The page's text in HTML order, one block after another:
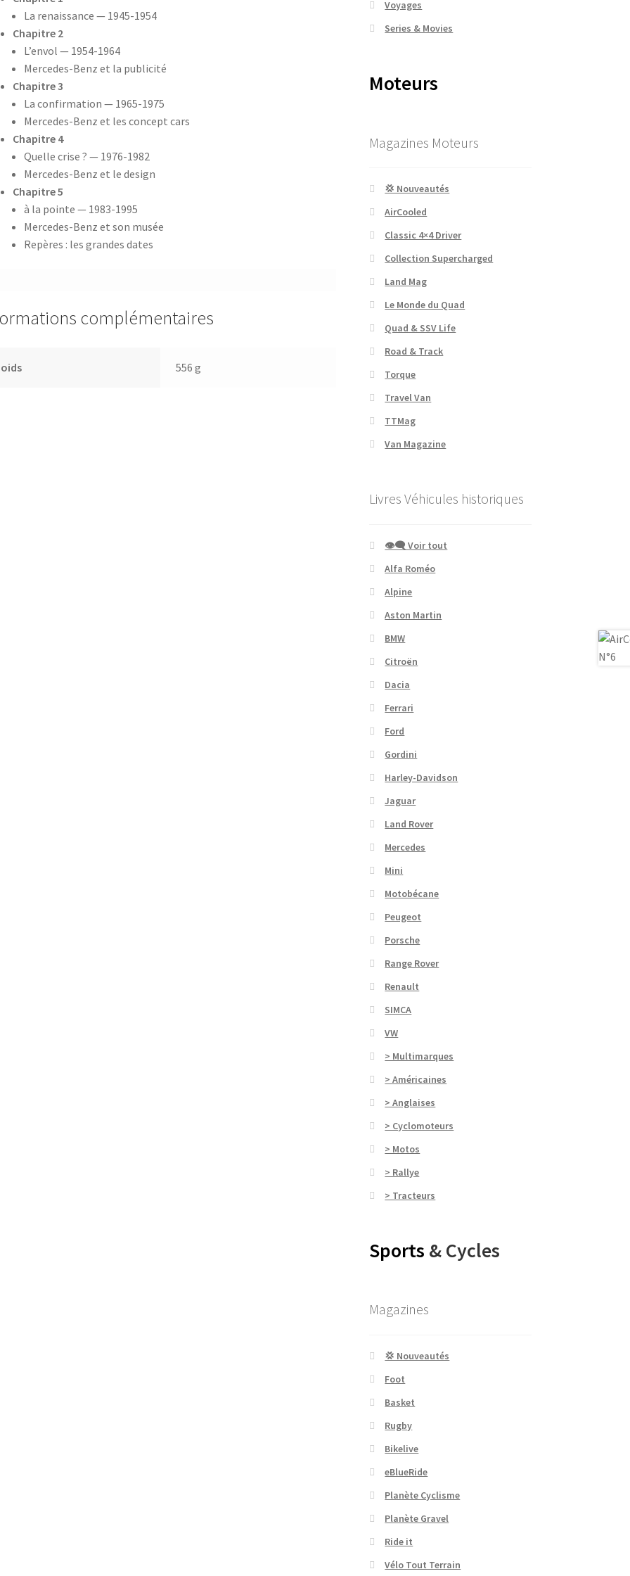
La renaissance — 1945-1954
Chapitre 2
L’envol — 1954-1964
Mercedes-Benz et la publicité
Chapitre 3
La confirmation — 1965-1975
Mercedes-Benz et les concept cars
Chapitre 4
Quelle crise ? — 1976-1982
Mercedes-Benz et le design
Chapitre 5
à la pointe — 1983-1995
Mercedes-Benz et son musée
Repères : les grandes dates
complémentaires
556 g
Voyages
Series & Movies
Moteurs
Magazines Moteurs
💢 Nouveautés
AirCooled
Classic 4×4 Driver
Collection Supercharged
Land Mag
Le Monde du Quad
Quad & SSV Life
Road & Track
Torque
Travel Van
TTMag
Van Magazine
Livres Véhicules historiques
👁‍🗨 Voir tout
Alfa Roméo
Alpine
Aston Martin
BMW
Citroën
Dacia
Ferrari
Ford
Gordini
Harley-Davidson
Jaguar
Land Rover
Mercedes
Mini
Motobécane
Peugeot
Porsche
Range Rover
Renault
SIMCA
VW
> Multimarques
> Américaines
> Anglaises
> Cyclomoteurs
> Motos
> Rallye
> Tracteurs
Sports & Cycles
Magazines
💢 Nouveautés
Foot
Basket
Rugby
Bikelive
eBlueRide
Planète Cyclisme
Planète Gravel
Ride it
Vélo Tout Terrain